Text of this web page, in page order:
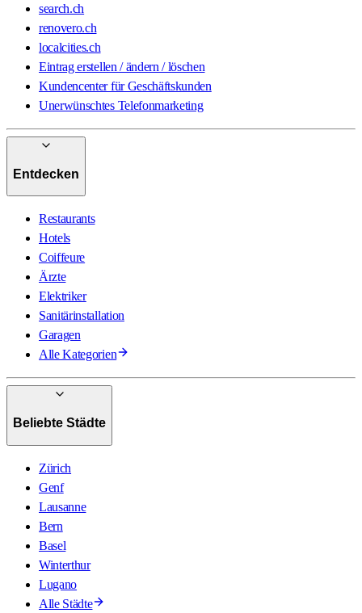
search.ch
renovero.ch
localcities.ch
Eintrag erstellen / ändern / löschen
Kundencenter für Geschäftskunden
Unerwünschtes Telefonmarketing
Entdecken
Restaurants
Hotels
Coiffeure
Ärzte
Elektriker
Sanitärinstallation
Garagen
Alle Kategorien
Beliebte Städte
Zürich
Genf
Lausanne
Bern
Basel
Winterthur
Lugano
Alle Städte